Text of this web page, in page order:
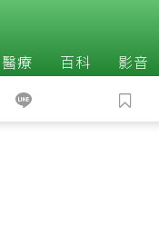
醫療 百科 影音